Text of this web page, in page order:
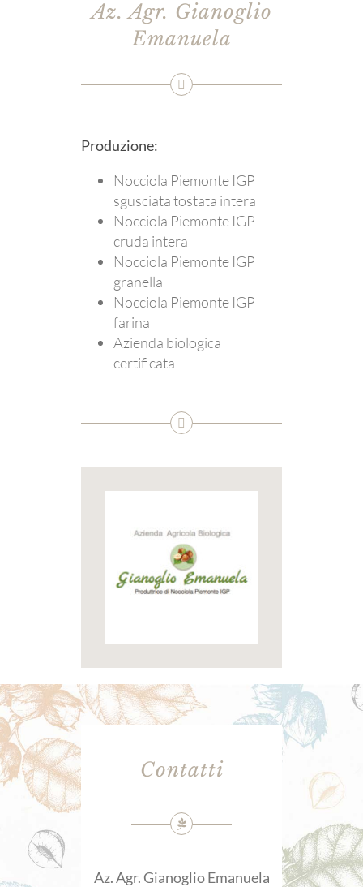
Az. Agr. Gianoglio
Emanuela
Produzione:
Nocciola Piemonte IGP
sgusciata tostata intera
Nocciola Piemonte IGP
cruda intera
Nocciola Piemonte IGP
granella
Nocciola Piemonte IGP
farina
Azienda biologica
certificata
Contatti
Az. Agr. Gianoglio Emanuela